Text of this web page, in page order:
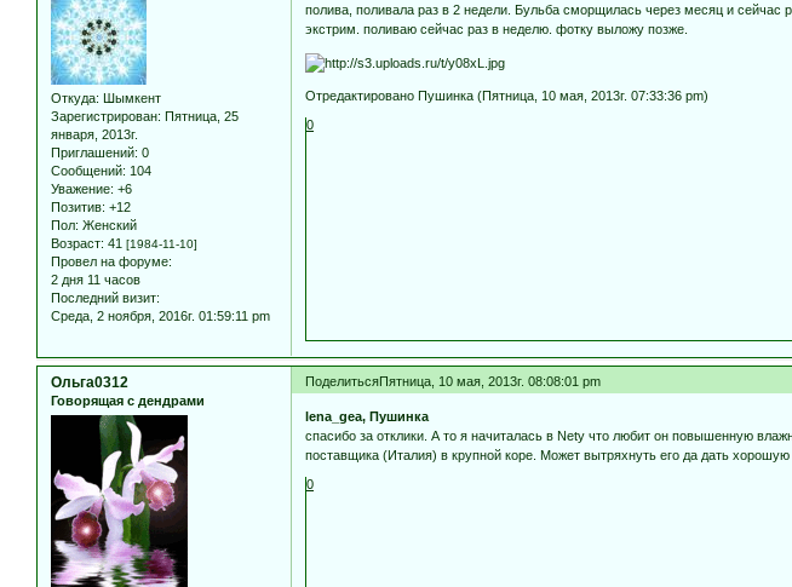
Откуда: Шымкент
Зарегистрирован: Пятница, 25
января, 2013г.
Приглашений: 0
Сообщений: 104
Уважение: +6
Позитив: +12
Пол: Женский
Возраст: 41 [1984-11-10]
Провел на форуме:
2 дня 11 часов
Последний визит:
Среда, 2 ноября, 2016г. 01:59:11 pm
полива, поливала раз в 2 недели. Бульба сморщилась через месяц и
экстрим. поливаю сейчас раз в неделю. фотку выложу позже.
Отредактировано Пушинка (Пятница, 10 мая, 2013г. 07:33:36 pm)
0
ПоделитьсяПятница, 10 мая, 2013г. 08:08:01 pm
Ольга0312
Говорящая с дендрами
lena_gea, Пушинка
спасибо за отклики. А то я начиталась в Netу что любит он повышенную
поставщика (Италия) в крупной коре. Может вытряхнуть его да дать
0